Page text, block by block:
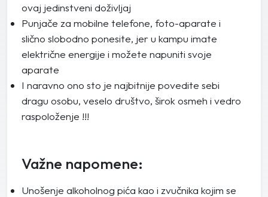
ovaj jedinstveni doživljaj
Punjače za mobilne telefone, foto-aparate i
slično slobodno ponesite, jer u kampu imate
električne energije i možete napuniti svoje
aparate
I naravno ono sto je najbitnije povedite sebi
dragu osobu, veselo društvo, širok osmeh i vedro
raspoloženje !!!
Važne napomene:
Unošenje alkoholnog pića kao i zvučnika kojim se